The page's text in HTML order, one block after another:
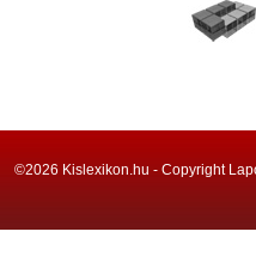
©2026 Kislexikon.hu - Copyright